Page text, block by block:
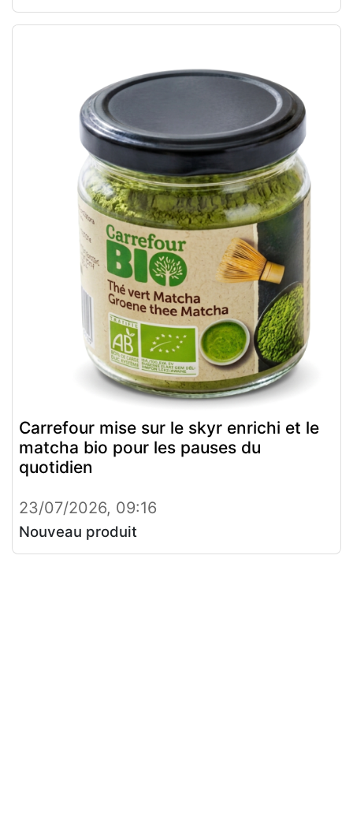
Carrefour mise sur le skyr enrichi et le
matcha bio pour les pauses du
quotidien
23/07/2026, 09:16
Nouveau produit